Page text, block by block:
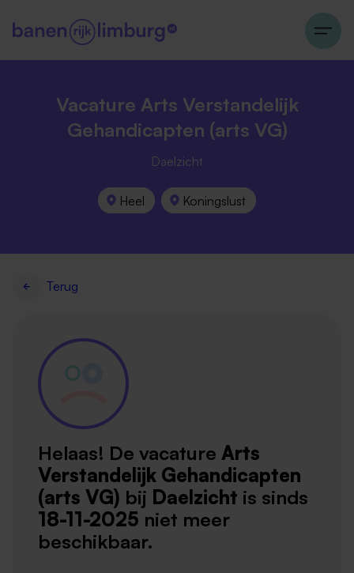
Vacature Arts Verstandelijk
Gehandicapten (arts VG)
Daelzicht
Heel Koningslust
Terug
Helaas! De vacature Arts
Verstandelijk Gehandicapten
(arts VG) bij Daelzicht is sinds
18-11-2025 niet meer
beschikbaar.